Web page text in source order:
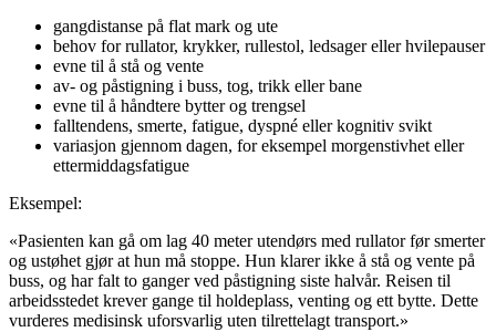
gangdistanse på flat mark og ute
behov for rullator, krykker, rullestol, ledsager eller hvilepauser
evne til å stå og vente
av- og påstigning i buss, tog, trikk eller bane
evne til å håndtere bytter og trengsel
falltendens, smerte, fatigue, dyspné eller kognitiv svikt
variasjon gjennom dagen, for eksempel morgenstivhet eller
ettermiddagsfatigue
Eksempel:
«Pasienten kan gå om lag 40 meter utendørs med rullator før smerter
og ustøhet gjør at hun må stoppe. Hun klarer ikke å stå og vente på
buss, og har falt to ganger ved påstigning siste halvår. Reisen til
arbeidsstedet krever gange til holdeplass, venting og ett bytte. Dette
vurderes medisinsk uforsvarlig uten tilrettelagt transport.»